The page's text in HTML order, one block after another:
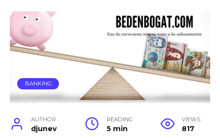
BANKING
AUTHOR
djunev
READING
5 min
VIEWS
817